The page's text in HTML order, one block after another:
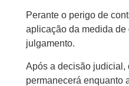
Perante o perigo de
aplicação da medida
julgamento.
Após a decisão judicial,
permanecerá enquanto